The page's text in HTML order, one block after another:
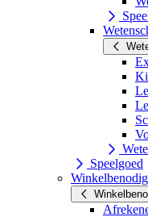
Speelgoed